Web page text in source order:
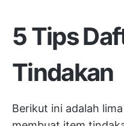
5 Tips
Tindakan
Berikut ini adalah